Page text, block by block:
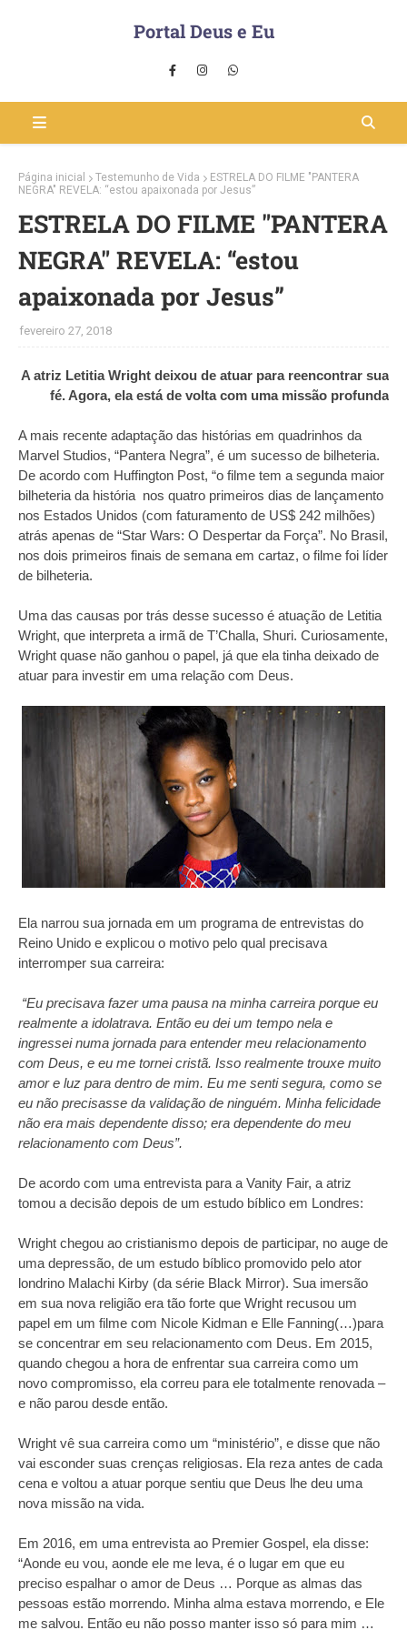
Portal Deus e Eu
Página inicial Testemunho de Vida
ESTRELA DO FILME "PANTERA
NEGRA" REVELA: “estou apaixonada por Jesus”
ESTRELA DO FILME "PANTERA
NEGRA" REVELA: “estou
apaixonada por Jesus”
fevereiro 27, 2018
A atriz Letitia Wright deixou de atuar para reencontrar sua
fé. Agora, ela está de volta com uma missão profunda
A mais recente adaptação das histórias em quadrinhos da
Marvel Studios, “Pantera Negra”, é um sucesso de bilheteria.
De acordo com Huffington Post, “o filme tem a segunda maior
bilheteria da história nos quatro primeiros dias de lançamento
nos Estados Unidos (com faturamento de US$ 242 milhões)
atrás apenas de “Star Wars: O Despertar da Força”. No Brasil,
nos dois primeiros finais de semana em cartaz, o filme foi líder
de bilheteria.
Uma das causas por trás desse sucesso é atuação de Letitia
Wright, que interpreta a irmã de T’Challa, Shuri. Curiosamente,
Wright quase não ganhou o papel, já que ela tinha deixado de
atuar para investir em uma relação com Deus.
Ela narrou sua jornada em um programa de entrevistas do
Reino Unido e explicou o motivo pelo qual precisava
interromper sua carreira:
“Eu precisava fazer uma pausa na minha carreira porque eu
realmente a idolatrava. Então eu dei um tempo nela e
ingressei numa jornada para entender meu relacionamento
com Deus, e eu me tornei cristã. Isso realmente trouxe muito
amor e luz para dentro de mim. Eu me senti segura, como se
eu não precisasse da validação de ninguém. Minha felicidade
não era mais dependente disso; era dependente do meu
relacionamento com Deus”.
De acordo com uma entrevista para a Vanity Fair, a atriz
tomou a decisão depois de um estudo bíblico em Londres:
Wright chegou ao cristianismo depois de participar, no auge de
uma depressão, de um estudo bíblico promovido pelo ator
londrino Malachi Kirby (da série Black Mirror). Sua imersão
em sua nova religião era tão forte que Wright recusou um
papel em um filme com Nicole Kidman e Elle Fanning(…)para
se concentrar em seu relacionamento com Deus. Em 2015,
quando chegou a hora de enfrentar sua carreira como um
novo compromisso, ela correu para ele totalmente renovada –
e não parou desde então.
Wright vê sua carreira como um “ministério”, e disse que não
vai esconder suas crenças religiosas. Ela reza antes de cada
cena e voltou a atuar porque sentiu que Deus lhe deu uma
nova missão na vida.
Em 2016, em uma entrevista ao Premier Gospel, ela disse:
“Aonde eu vou, aonde ele me leva, é o lugar em que eu
preciso espalhar o amor de Deus … Porque as almas das
pessoas estão morrendo. Minha alma estava morrendo, e Ele
me salvou. Então eu não posso manter isso só para mim …